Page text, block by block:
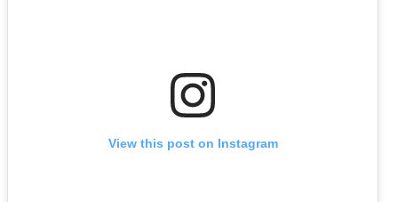
View this post on Instagram